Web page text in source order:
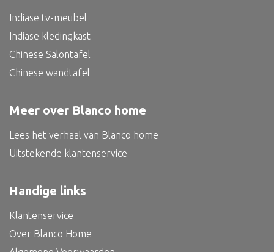
Alle oosterse meubels
Indiase tv-meubel
Indiase kledingkast
Chinese Salontafel
Chinese wandtafel
Meer over Blanco home
Lees het verhaal van Blanco home
Uitstekende klantenservice
Handige links
Klantenservice
Over Blanco Home